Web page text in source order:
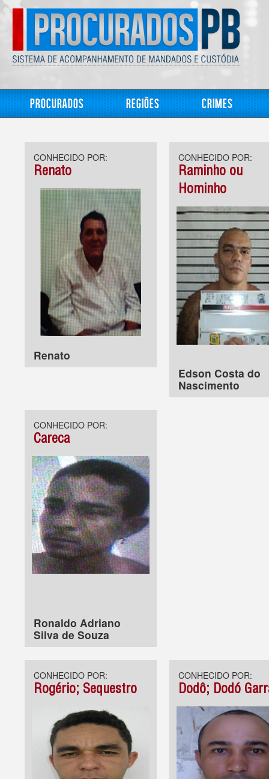
Procurados Regiões Crimes
CONHECIDO POR:
Renato
Renato
CONHECIDO POR:
Raminho ou
Hominho
Edson Costa do
Nascimento
CONHECIDO POR:
Careca
Ronaldo Adriano
Silva de Souza
CONHECIDO POR:
Rogério; Sequestro
CONHECIDO POR:
Dodô; Dodó